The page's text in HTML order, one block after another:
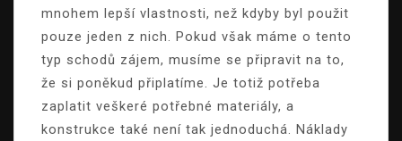
mnohem lepší vlastnosti, než kdyby byl použit
pouze jeden z nich. Pokud však máme o tento
typ schodů zájem, musíme se připravit na to,
že si poněkud připlatíme. Je totiž potřeba
zaplatit veškeré potřebné materiály, a
konstrukce také není tak jednoduchá. Náklady